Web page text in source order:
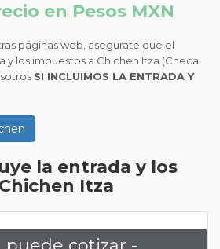
en Pesos MXN
páginas web, asegurate que el
y los impuestos a Chichen Itza (Checa
SI INCLUIMOS LA ENTRADA Y
la entrada y los
Itza